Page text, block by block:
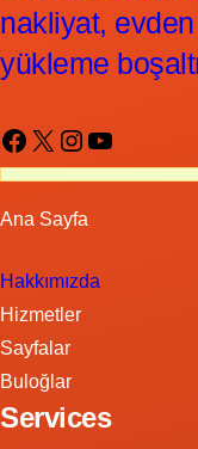
nakliyat,
yükleme
Facebook X Instagram YouTube
Ana Sayfa
Hakkımızda
Hizmetler
Sayfalar
Buloğlar
Services